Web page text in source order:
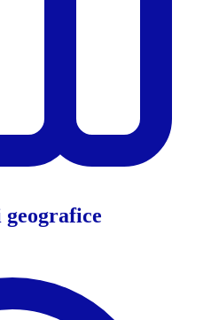
geografice